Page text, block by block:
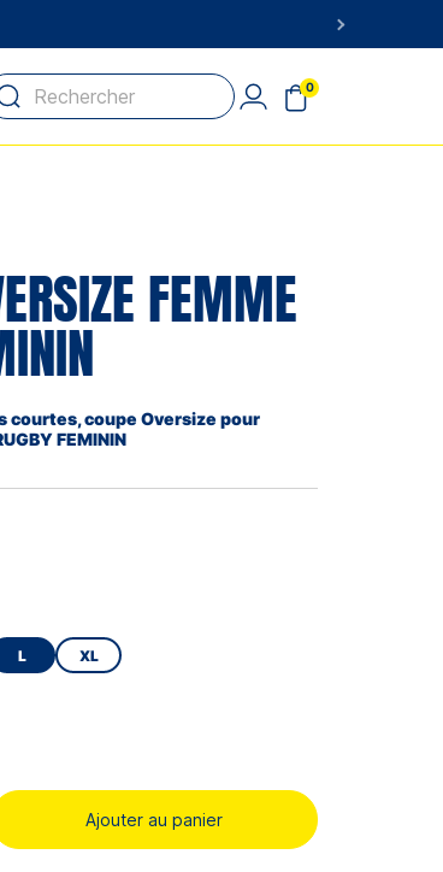
0
FEMME
courtes, coupe Oversize pour
FEMININ
L XL
Ajouter au panier